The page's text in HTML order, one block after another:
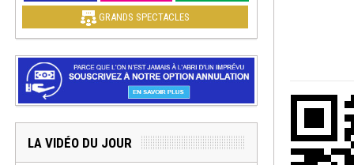
GRANDS SPECTACLES
LA VIDÉO DU JOUR